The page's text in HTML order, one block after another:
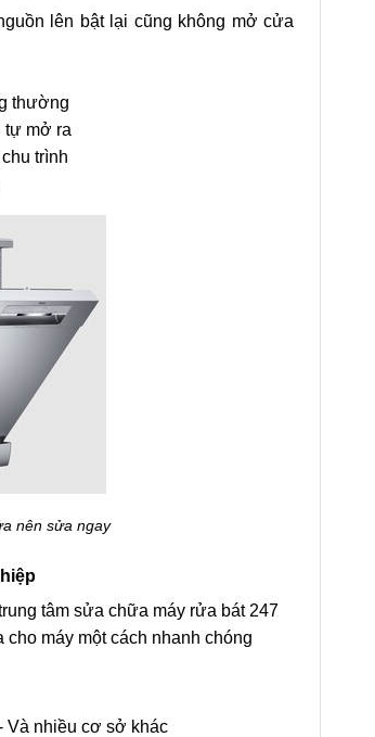
lên bật lại cũng không mở cửa
thường
tự mở ra
trình
nên sửa ngay
tâm sửa chữa máy rửa bát 247
máy một cách nhanh chóng
nhiều cơ sở khác